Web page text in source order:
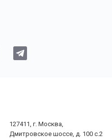
127411, г. Москва,
Дмитровское шоссе, д. 100 с.2